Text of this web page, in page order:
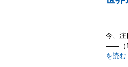
今、
――（
を読む